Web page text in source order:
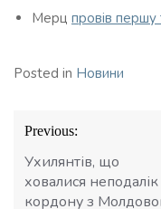
Мерц провів першу
Posted in Новини
Навігація
записів
Previous:
Ухилянтів, що
ховалися неподалік
кордону з